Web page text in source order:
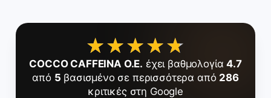
★★★★★
★★★★★
COCCO CAFFEINA O.E. έχει βαθμολογία4.7
από 5 βασισμένο σε περισσότερα από 286
κριτικές στη Google